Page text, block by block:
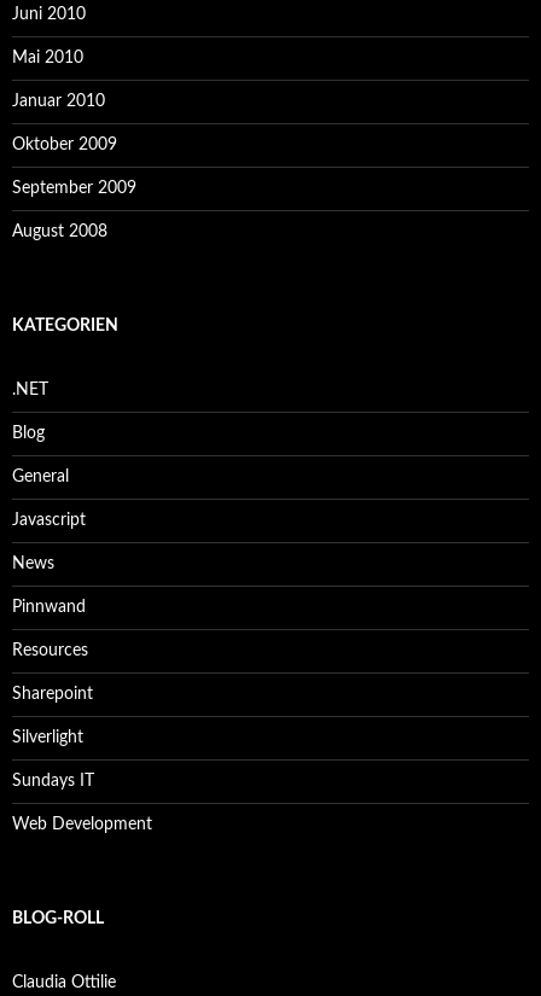
Juni 2010
Mai 2010
Januar 2010
Oktober 2009
September 2009
August 2008
KATEGORIEN
.NET
Blog
General
Javascript
News
Pinnwand
Resources
Sharepoint
Silverlight
Sundays IT
Web Development
BLOG-ROLL
Claudia Ottilie